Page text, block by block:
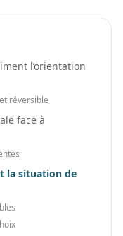
l’orientation
réversible
face à
la situation de